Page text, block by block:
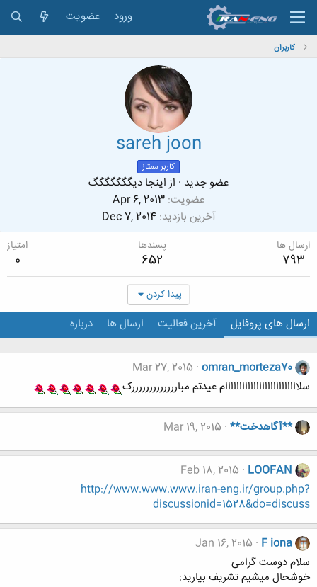
ورود عضویت
کاربران
sareh joon
کاربر ممتاز
عضو جدید · از اینجا دیگگگگگگگ
عضویت Apr 6, 2013
آخرین بازدید Dec 7, 2014
ارسال ها
793
پسندها
652
امتیاز
0
پیدا کردن
ارسال های پروفایل آخرین فعالیت ارسال ها درباره
omran_morteza70
Mar 27, 2015
سلاااااااااااااااااااااااااام عیدتم مبارررررررررررررک
**آگاهدخت** Mar 19, 2015
LOOFAN
Feb 18, 2015
http://www.www.www.iran-eng.ir/group.php?
discussionid=1528&do=discuss
F iona
Jan 16, 2015
سلام دوست گرامی
خوشحال میشیم تشریف بیارید: